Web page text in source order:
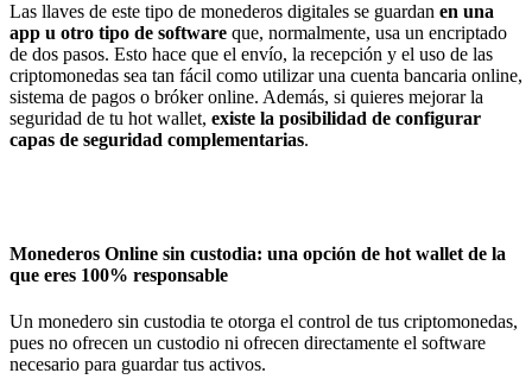
Las llaves de este tipo de monederos digitales se guardan en una
app u otro tipo de software que, normalmente, usa un encriptado
de dos pasos. Esto hace que el envío, la recepción y el uso de las
criptomonedas sea tan fácil como utilizar una cuenta bancaria online,
sistema de pagos o bróker online. Además, si quieres mejorar la
seguridad de tu hot wallet, existe la posibilidad de configurar
capas de seguridad complementarias.
Monederos Online sin custodia: una opción de hot wallet de la
que eres 100% responsable
Un monedero sin custodia te otorga el control de tus criptomonedas,
pues no ofrecen un custodio ni ofrecen directamente el software
necesario para guardar tus activos.